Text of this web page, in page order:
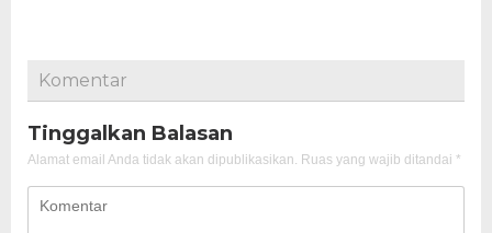
Komentar
Tinggalkan Balasan
Alamat email Anda tidak akan dipublikasikan. Ruas yang wajib ditandai *